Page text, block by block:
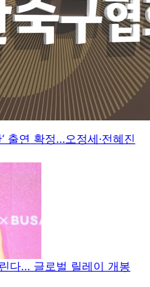
출연 확정…오정세·전혜진
다… 글로벌 릴레이 개봉